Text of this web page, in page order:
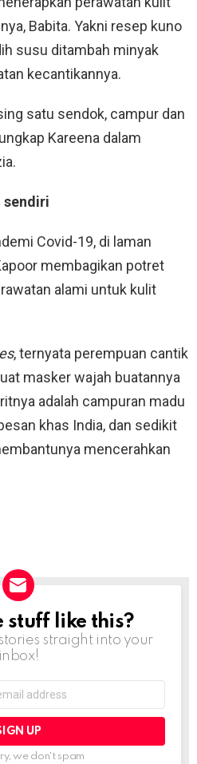
Babita. Yakni resep kuno
susu ditambah minyak
kecantikannya.
satu sendok, campur dan
Kareena dalam
sendiri
Covid-19, di laman
membagikan potret
alami untuk kulit
, ternyata perempuan cantik
masker wajah buatannya
adalah campuran madu
khas India, dan sedikit
mencerahkan
stuff like this?
straight into your
inbox!
we don't spam